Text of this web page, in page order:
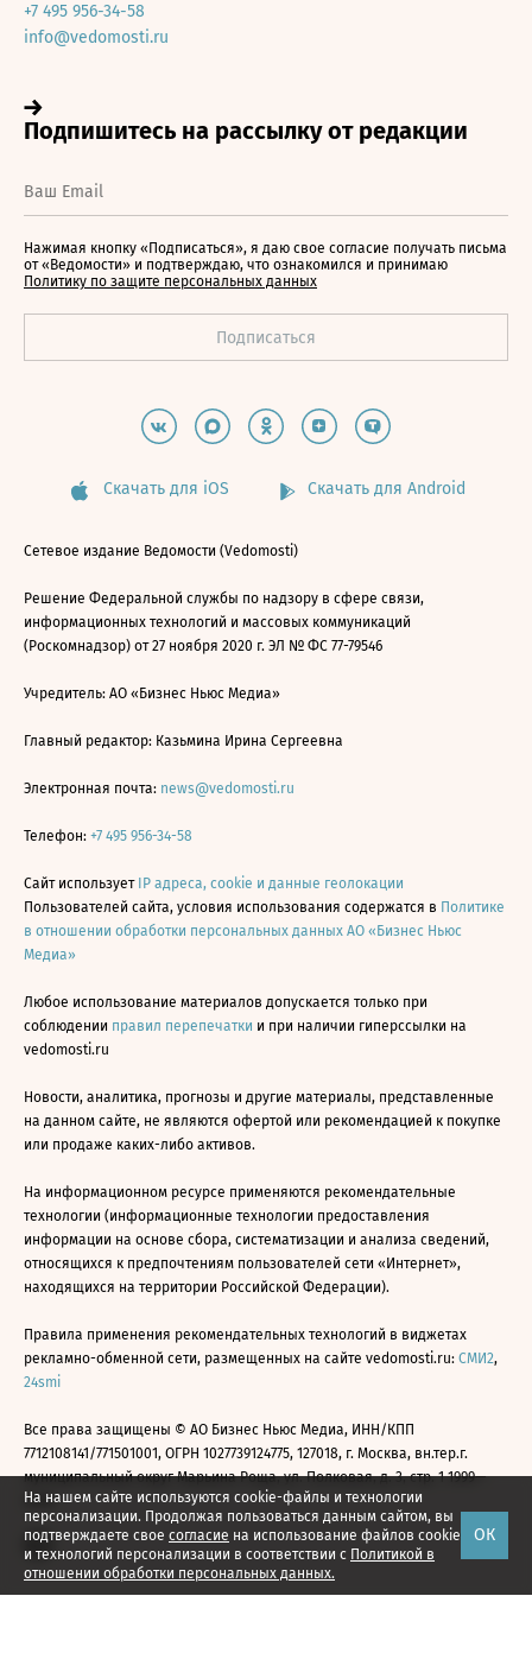
На нашем сайте используются cookie-файлы и технологии
персонализации. Продолжая пользоваться данным сайтом, вы
подтверждаете свое согласие на использование файлов cookie
и технологий персонализации в соответствии с Политикой в
отношении обработки персональных данных.
ОК
+7 495 956-34-58
info@vedomosti.ru
Нажимая кнопку «Подписаться», я даю свое согласие получать письма
от «Ведомости» и подтверждаю, что ознакомился и принимаю
Политику по защите персональных данных
Скачать для iOS Скачать для Android
Сетевое издание Ведомости (Vedomosti)
Решение Федеральной службы по надзору в сфере связи,
информационных технологий и массовых коммуникаций
(Роскомнадзор) от 27 ноября 2020 г. ЭЛ № ФС 77-79546
Учредитель: АО «Бизнес Ньюс Медиа»
Главный редактор: Казьмина Ирина Сергеевна
Электронная почта: news@vedomosti.ru
Телефон: +7 495 956-34-58
Сайт использует IP адреса, cookie и данные геолокации
Пользователей сайта, условия использования содержатся в Политике
в отношении обработки персональных данных АО «Бизнес Ньюс
Медиа»
Любое использование материалов допускается только при
соблюдении правил перепечатки и при наличии гиперссылки на
vedomosti.ru
Новости, аналитика, прогнозы и другие материалы, представленные
на данном сайте, не являются офертой или рекомендацией к покупке
или продаже каких-либо активов.
На информационном ресурсе применяются рекомендательные
технологии (информационные технологии предоставления
информации на основе сбора, систематизации и анализа сведений,
относящихся к предпочтениям пользователей сети «Интернет»,
находящихся на территории Российской Федерации).
Правила применения рекомендательных технологий в виджетах
рекламно-обменной сети, размещенных на сайте vedomosti.ru: СМИ2,
24smi
Все права защищены © АО Бизнес Ньюс Медиа, ИНН/КПП
7712108141/771501001, ОГРН 1027739124775, 127018, г. Москва, вн.тер.г.
муниципальный округ Марьина Роща, ул. Полковая, д. 3, стр. 1 1999—
2026